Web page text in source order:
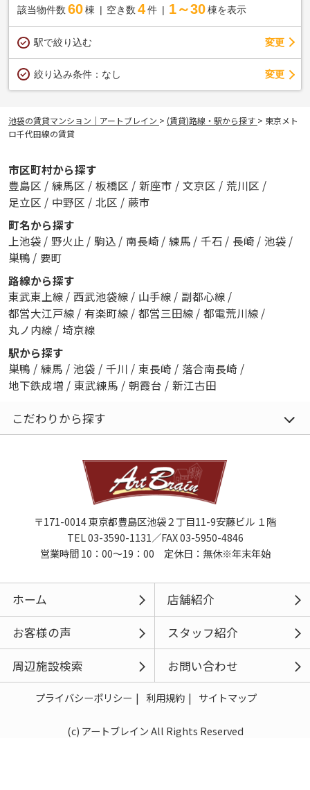
該当物件数 60棟 空き数 4 件 1～30 棟を表示
駅で絞り込む 変更
絞り込み条件： なし 変更
池袋の賃貸マンション｜アートブレイン > (賃貸)路線・駅から探す > 東京メト
ロ千代田線の賃貸
市区町村から探す
豊島区 / 練馬区 / 板橋区 / 新座市 / 文京区 / 荒川区 /
足立区 / 中野区 / 北区 / 蕨市
町名から探す
上池袋 / 野火止 / 駒込 / 南長崎 / 練馬 / 千石 / 長崎 / 池袋 /
巣鴨 / 要町
路線から探す
東武東上線 / 西武池袋線 / 山手線 / 副都心線 /
都営大江戸線 / 有楽町線 / 都営三田線 / 都電荒川線 /
丸ノ内線 / 埼京線
駅から探す
巣鴨 / 練馬 / 池袋 / 千川 / 東長崎 / 落合南長崎 /
地下鉄成増 / 東武練馬 / 朝霞台 / 新江古田
こだわりから探す
〒171-0014 東京都豊島区池袋２丁目11-9安藤ビル １階
TEL 03-3590-1131／FAX 03-5950-4846
営業時間 10：00～19：00 定休日：無休※年末年始
ホーム
店舗紹介
お客様の声
スタッフ紹介
周辺施設検索
お問い合わせ
プライバシーポリシー 利用規約 サイトマップ
(c) アートブレイン All Rights Reserved